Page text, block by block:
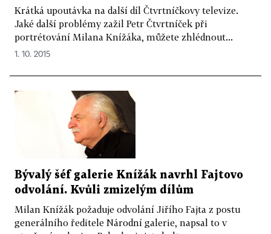
Krátká upoutávka na další díl Čtvrtníčkovy televize.
Jaké další problémy zažil Petr Čtvrtníček při
portrétování Milana Knížáka, můžete zhlédnout...
1. 10. 2015
Bývalý šéf galerie Knížák navrhl Fajtovo
odvolání. Kvůli zmizelým dílům
Milan Knížák požaduje odvolání Jiřího Fajta z postu
generálního ředitele Národní galerie, napsal to v